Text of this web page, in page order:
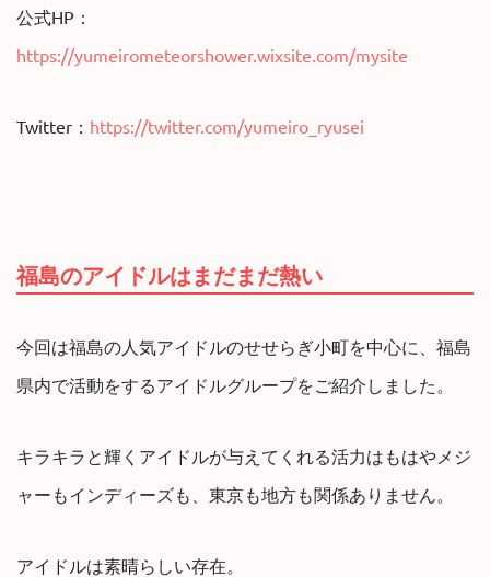
公式HP：
https://yumeirometeorshower.wixsite.com/mysite
Twitter： https://twitter.com/yumeiro_ryusei
福島のアイドルはまだまだ熱い
今回は福島の人気アイドルのせせらぎ小町を中心に、福島
県内で活動をするアイドルグループをご紹介しました。
キラキラと輝くアイドルが与えてくれる活力はもはやメジ
ャーもインディーズも、東京も地方も関係ありません。
アイドルは素晴らしい存在。